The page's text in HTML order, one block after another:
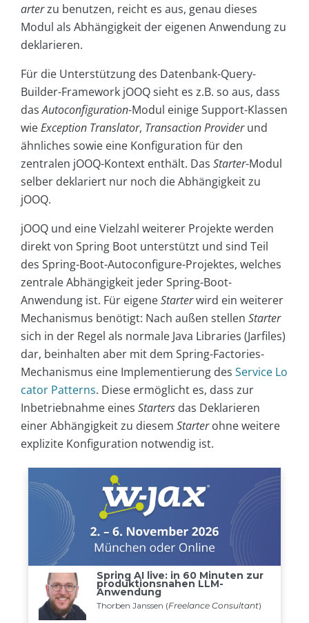
arterzu benutzen, reicht es aus, genau dieses
Modul als Abhängigkeit der eigenen Anwendung zu
deklarieren.
Für die Unterstützung des Datenbank-Query-
Builder-Framework jOOQ sieht es z.B. so aus, dass
dasAutoconfiguration-Modul einige Support-Klassen
wieException Translator, Transaction Providerund
ähnliches sowie eine Konfiguration für den
zentralen jOOQ-Kontext enthält. Das Starter-Modul
selber deklariert nur noch die Abhängigkeit zu
jOOQ.
jOOQ und eine Vielzahl weiterer Projekte werden
direkt von Spring Boot unterstützt und sind Teil
des Spring-Boot-Autoconfigure-Projektes, welches
zentrale Abhängigkeit jeder Spring-Boot-
Anwendung ist. Für eigeneStarterwird ein weiterer
Mechanismus benötigt: Nach außen stellen Starter
sich in der Regel als normale Java Libraries (Jarfiles)
dar, beinhalten aber mit dem Spring-Factories-
Mechanismus eine Implementierung des Service Lo
cator Patterns. Diese ermöglicht es, dass zur
Inbetriebnahme eines Starters das Deklarieren
einer Abhängigkeit zu diesem Starterohne weitere
explizite Konfiguration notwendig ist.